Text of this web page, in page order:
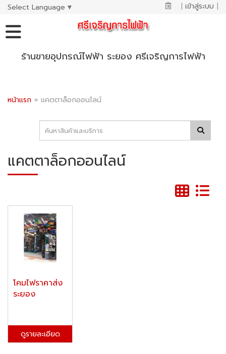
Select Language ▼ | เข้าสู่ระบบ |
ร้านขายอุปกรณ์ไฟฟ้า ระยอง ศรีเจริญการไฟฟ้า
หน้าแรก » แคตตาล็อกออนไลน์
แคตตาล็อกออนไลน์
โคมไฟราคาส่ง
ระยอง
ดูรายละเอียด